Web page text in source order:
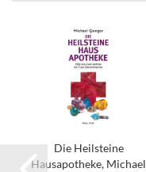
Die Heilsteine
Hausapotheke, Michael